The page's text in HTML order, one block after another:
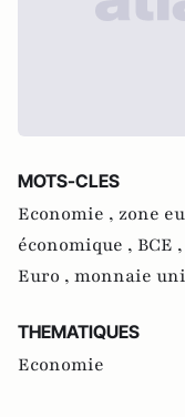
MOTS-CLES
Economie , zone
économique , BCE ,
Euro , monnaie
THEMATIQUES
Economie